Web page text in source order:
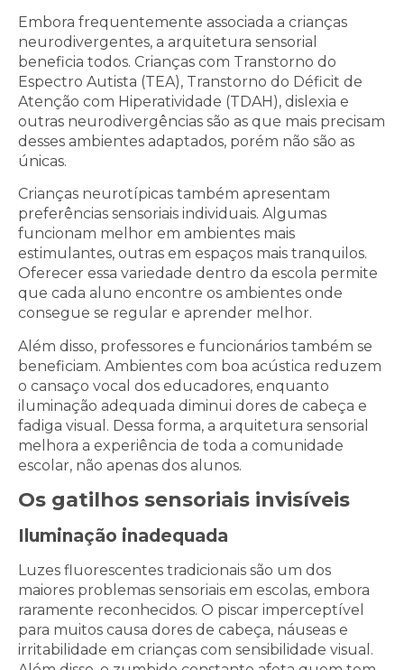
Embora frequentemente associada a crianças
neurodivergentes, a arquitetura sensorial
beneficia todos. Crianças com Transtorno do
Espectro Autista (TEA), Transtorno do Déficit de
Atenção com Hiperatividade (TDAH), dislexia e
outras neurodivergências são as que mais precisam
desses ambientes adaptados, porém não são as
únicas.
Crianças neurotípicas também apresentam
preferências sensoriais individuais. Algumas
funcionam melhor em ambientes mais
estimulantes, outras em espaços mais tranquilos.
Oferecer essa variedade dentro da escola permite
que cada aluno encontre os ambientes onde
consegue se regular e aprender melhor.
Além disso, professores e funcionários também se
beneficiam. Ambientes com boa acústica reduzem
o cansaço vocal dos educadores, enquanto
iluminação adequada diminui dores de cabeça e
fadiga visual. Dessa forma, a arquitetura sensorial
melhora a experiência de toda a comunidade
escolar, não apenas dos alunos.
Os gatilhos sensoriais invisíveis
Iluminação inadequada
Luzes fluorescentes tradicionais são um dos
maiores problemas sensoriais em escolas, embora
raramente reconhecidos. O piscar imperceptível
para muitos causa dores de cabeça, náuseas e
irritabilidade em crianças com sensibilidade visual.